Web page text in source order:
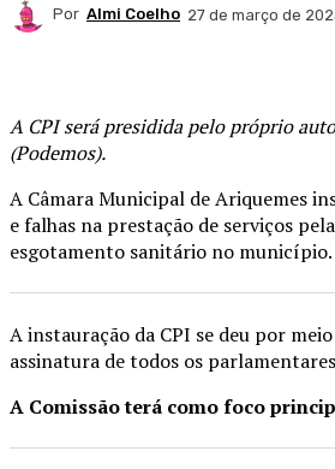
Por Almi Coelho 27 de março de
A CPI será presidida pelo próprio
(Podemos).
A Câmara Municipal de Ariquemes
e falhas na prestação de serviços
esgotamento sanitário no município.
A instauração da CPI se deu por
assinatura de todos os parlamentares
A Comissão terá como foco